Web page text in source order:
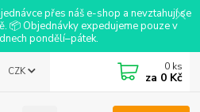
přes náš e-shop a nevztahují se
📦 Objednávky expedujeme pouze v
pondělí–pátek.
CZK 0 ks
za 0 Kč